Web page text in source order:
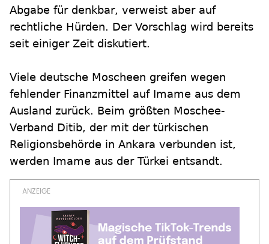
Abgabe für denkbar, verweist aber auf
rechtliche Hürden. Der Vorschlag wird bereits
seit einiger Zeit diskutiert.
Viele deutsche Moscheen greifen wegen
fehlender Finanzmittel auf Imame aus dem
Ausland zurück. Beim größten Moschee-
Verband Ditib, der mit der türkischen
Religionsbehörde in Ankara verbunden ist,
werden Imame aus der Türkei entsandt.